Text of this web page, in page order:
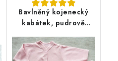
Bavlněný kojenecký
kabátek, pudrově